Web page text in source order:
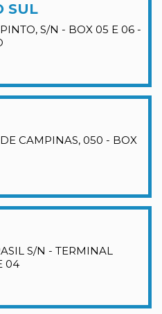
SUL
S/N - BOX 05 E 06 -
CAMPINAS, 050 - BOX
S/N - TERMINAL
04